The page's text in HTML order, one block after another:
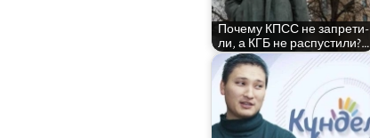
Поче­му КПСС не запре­ти­
ли, а КГБ не распустили?…